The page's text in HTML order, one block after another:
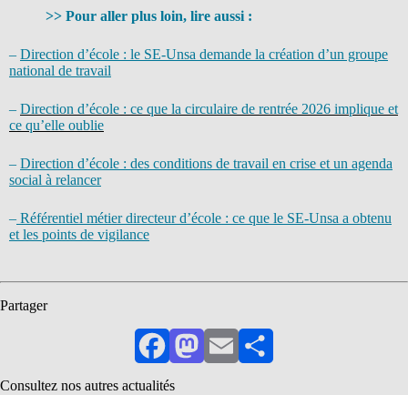
>> Pour aller plus loin, lire aussi :
– Direction d’école : le SE-Unsa demande la création d’un groupe
national de travail
– Direction d’école : ce que la circulaire de rentrée 2026 implique et
ce qu’elle oublie
– Direction d’école : des conditions de travail en crise et un agenda
social à relancer
– Référentiel métier directeur d’école : ce que le SE-Unsa a obtenu
et les points de vigilance
Partager
FacebookMastodon
EmailPartager
Consultez nos autres actualités